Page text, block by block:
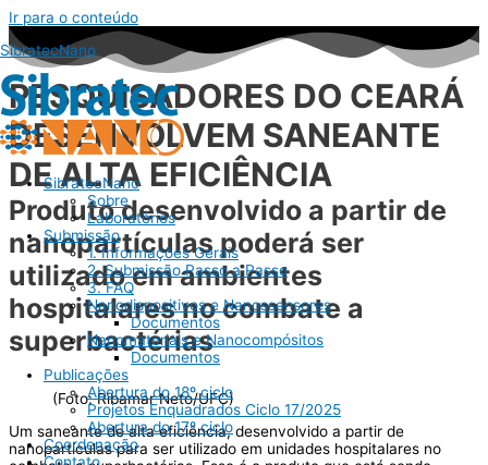
Ir para o conteúdo
SibratecNano
SibratecNano
Sobre
Laboratórios
Submissão
1. Informações Gerais
2. Submissão Passo a Passo
3. FAQ
Nanodispositivos e Nanossensores
Documentos
Nanomateriais e Nanocompósitos
Documentos
Publicações
Abertura do 18º ciclo
Projetos Enquadrados Ciclo 17/2025
Abertura do 17º ciclo
Coordenação
PESQUISADORES DO CEARÁ
DESENVOLVEM SANEANTE
DE ALTA EFICIÊNCIA
Produto desenvolvido a partir de
nanopartículas poderá ser
utilizado em ambientes
hospitalares no combate a
superbactérias
(Foto: Ribamar Neto/UFC)
Um saneante de alta eficiência, desenvolvido a partir de
nanopartículas para ser utilizado em unidades hospitalares no